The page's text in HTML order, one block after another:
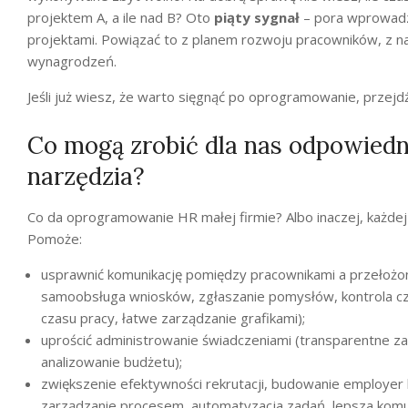
projektem A, a ile nad B? Oto piąty sygnał – pora
projektami. Powiązać to z planem rozwoju pracowników, z
wynagrodzeń.
Jeśli już wiesz, że warto sięgnąć po oprogramowanie,
Co mogą zrobić dla nas
narzędzia?
Co da oprogramowanie HR małej firmie? Albo inaczej,
Pomoże:
usprawnić komunikację pomiędzy pracownikami a
samoobsługa wniosków, zgłaszanie pomysłów, kontrola
czasu pracy, łatwe zarządzanie grafikami);
uprościć administrowanie świadczeniami (transparentne
analizowanie budżetu);
zwiększenie efektywności rekrutacji, budowanie